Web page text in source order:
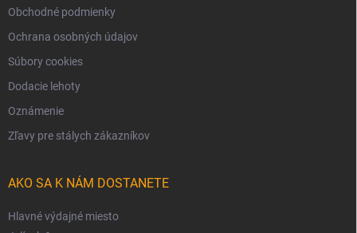
Obchodné podmienky
Ochrana osobných údajov
Súbory cookies
Dodacie lehoty
Oznámenie
Zľavy pre stálych zákazníkov
AKO SA K NÁM DOSTANETE
Hlavné výdajné miesto